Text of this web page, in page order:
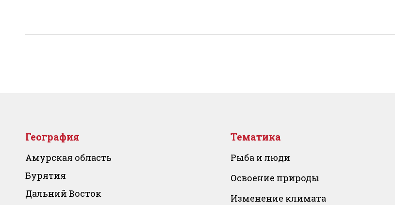
География
Амурская область
Бурятия
Дальний Восток
Тематика
Рыба и люди
Освоение природы
Изменение климата